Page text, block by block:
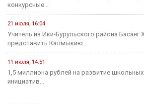
конкурсные...
21 июля, 16:04
Учитель из Ики-Бурульского района Басанг
представить Калмыкию...
11 июля, 14:51
1,5 миллиона рублей на развитие
инициатив...